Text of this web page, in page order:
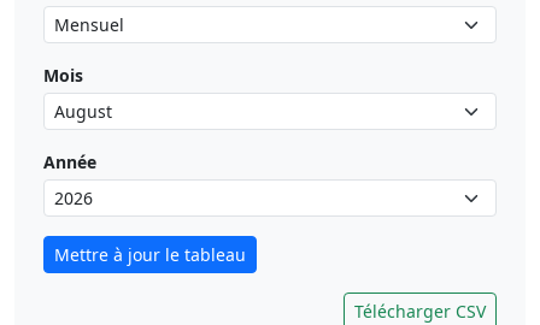
Mois
Année
Mettre à jour le tableau
Télécharger CSV